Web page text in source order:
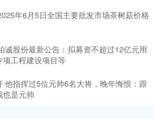
年6月5日全国主要批发市场茶树菇价格
诚股份最新公告：拟募资不超过12亿元用
工程建设项目等
他指挥过5位元帅6名大将，晚年悔恨：跟
也是元帅